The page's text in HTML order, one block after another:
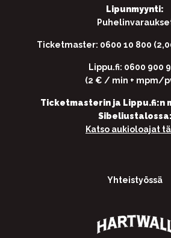
Lipunmyynti:
Ticketmaster: 0600 10 800
Lippu.fi: 0600 900
(2 € / min + mpm/
Ticketmasterin ja Lippu.fi:n
Sibeliustalossa:
Katso aukioloajat
Yhteistyössä